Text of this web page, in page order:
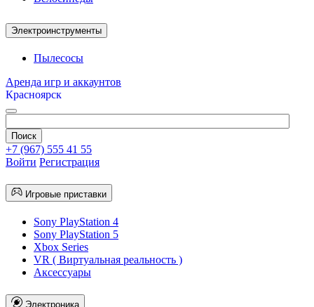
Электроинструменты
Пылесосы
Аренда игр и аккаунтов
Красноярск
+7 (967) 555 41 55
Войти Регистрация
Игровые приставки
Sony PlayStation 4
Sony PlayStation 5
Xbox Series
VR ( Виртуальная реальность )
Аксессуары
Электроника